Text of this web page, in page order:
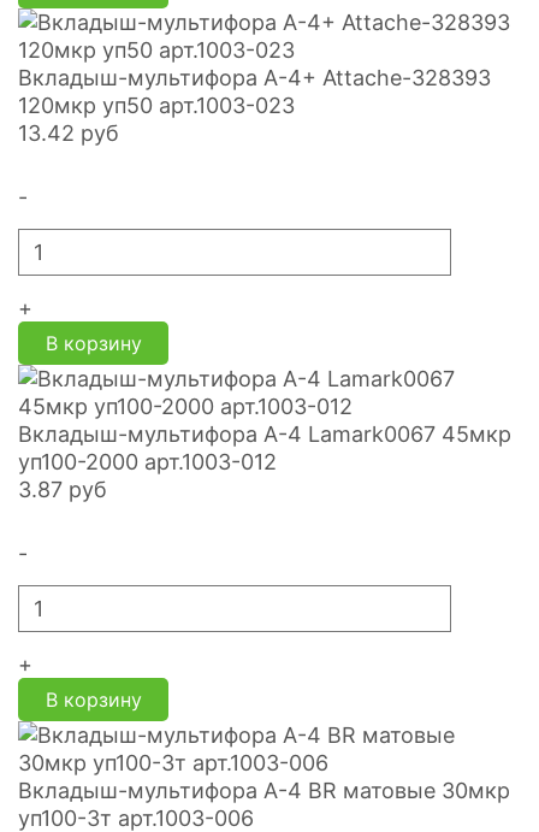
Вкладыш-мультифора А-4+ Attache-328393
120мкр уп50 арт.1003-023
13.42 руб
-
+
В корзину
Вкладыш-мультифора A-4 Lamark0067 45мкр
уп100-2000 арт.1003-012
3.87 руб
-
+
В корзину
Вкладыш-мультифора A-4 BR матовые 30мкр
уп100-3т арт.1003-006